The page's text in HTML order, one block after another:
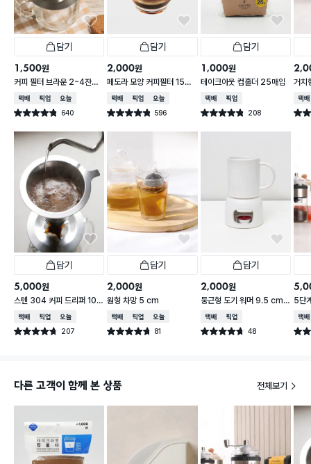
담기
1,500원
커피 필터 브라운 2~4잔용
100매
택배배송매장픽업오늘배송
별점 4.8점 640
건 작성
담기
2,000원
페도라 모양 커피필터 15매
입
택배배송매장픽업오늘배송
별점 4.8점 596
건 작성
담기
1,000원
테이크아웃 컵홀더 25매입
택배배송매장픽업
별점 4.8점 208
건 작성
거치
택배
별점
담기
5,000원
스텐 304 커피 드리퍼 10
cm
택배배송매장픽업오늘배송
별점 4.7점 207
건 작성
담기
2,000원
원형 차망 5 cm
택배배송매장픽업오늘배송
별점 4.7점 81
건 작성
담기
2,000원
둥근형 도기 워머 9.5 cm
아이보리
택배배송매장픽업
별점 4.7점 48
건 작성
5단
택배
별점
다른 고객이 함께 본 상품 전체보기